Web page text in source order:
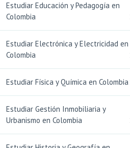
Estudiar Educación y Pedagogía en
Colombia
Estudiar Electrónica y Electricidad en
Colombia
Estudiar Física y Química en Colombia
Estudiar Gestión Inmobiliaria y
Urbanismo en Colombia